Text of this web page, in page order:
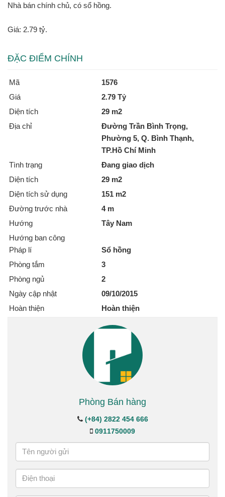
Nhà bán chính chủ, có sổ hồng.
Giá: 2.79 tỷ.
ĐẶC ĐIỂM CHÍNH
Mã
1576
Giá
2.79 Tỷ
Diện tích
29 m2
Địa chỉ
Đường Trần Bình Trọng,
Phường 5, Q. Bình Thạnh,
TP.Hồ Chí Minh
Tình trạng
Đang giao dịch
Diện tích
29 m2
Diện tích sử dụng
151 m2
Đường trước nhà
4 m
Hướng
Tây Nam
Hướng ban công
Pháp lí
Sổ hồng
Phòng tắm
3
Phòng ngủ
2
Ngày cập nhật
09/10/2015
Hoàn thiện
Hoàn thiện
Phòng Bán hàng
(+84) 2822 454 666
0911750009